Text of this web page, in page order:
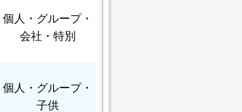
個人
・グループ・
会社・特別
個人
・グループ・
子供